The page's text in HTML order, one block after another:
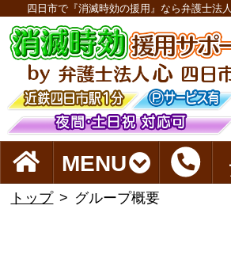
四日市で『消滅時効の援用』なら弁護士法
MENU
トップ グループ概要